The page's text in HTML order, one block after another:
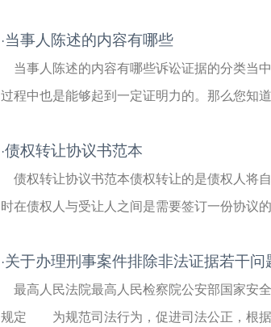
·当事人陈述的内容有哪些
当事人陈述的内容有哪些诉讼证据的分类当
过程中也是能够起到一定证明力的。那么您知
·债权转让协议书范本
债权转让协议书范本债权转让的是债权人将
时在债权人与受让人之间是需要签订一份协议
·关于办理刑事案件排除非法证据若干问
最高人民法院最高人民检察院公安部国家
规定 为规范司法行为，促进司法公正，根据